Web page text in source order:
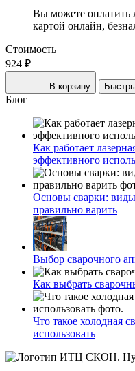
Вы можете оплатить
картой онлайн,
Стоимость
924 ₽
В корзину
Блог
Как работает
эффективного
Основы сварки:
правильно варить
Выбор сварочного
Как выбрать
Что такое холодная
использовать